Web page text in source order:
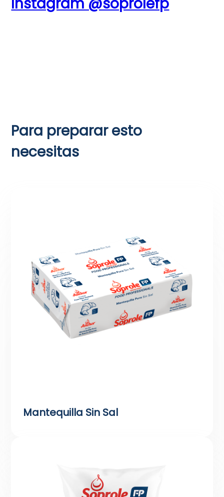
Para preparar esto
necesitas
Mantequilla Sin Sal